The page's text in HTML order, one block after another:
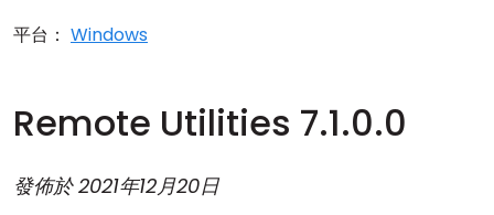
平台： Windows
Remote Utilities 7.1.0.0
發佈於2021年12月20日